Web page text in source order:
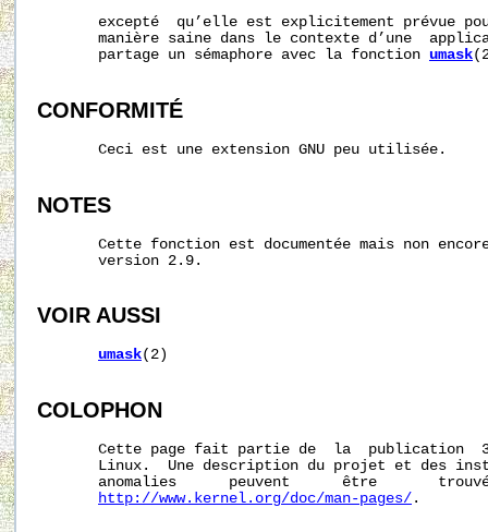
excepté  qu’elle est explicitement prévue
manière saine dans le contexte d’une
       partage un sémaphore avec la fonction
umask
CONFORMITÉ
       Ceci est une extension GNU peu utilisée.
NOTES
Cette fonction est documentée mais non
       version 2.9.
VOIR AUSSI
umask(2)
COLOPHON
Cette page fait partie de  la  publication
Linux.  Une description du projet et des
anomalies      peuvent      être
http://www.kernel.org/doc/man-pages/ .